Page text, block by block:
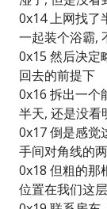
0x14 上网找了
一起装个浴霸,
0x15 然后决定
回去的前提下
0x16 拆出一个
半天, 还是没看
0x17 倒是感觉
手间对角线的
0x18 但粗的那
位置在我们这